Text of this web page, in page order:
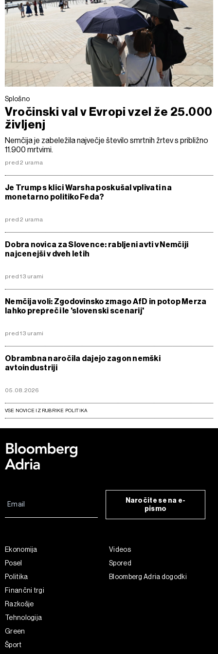
Splošno
Vročinski val v Evropi vzel že 25.000
življenj
Nemčija je zabeležila največje število smrtnih žrtev s približno
11.900 mrtvimi.
pred 2 urama
Je Trump s klici Warsha poskušal vplivati na
monetarno politiko Feda?
pred 2 urama
Dobra novica za Slovence: rabljeni avti v Nemčiji
najcenejši v dveh letih
pred 13 urami
Nemčija voli: Zgodovinsko zmago AfD in potop Merza
lahko prepreči le 'slovenski scenarij'
pred 13 urami
Obrambna naročila dajejo zagon nemški
avtoindustriji
05.08.2026
VSE NOVICE IZ RUBRIKE POLITIKA
Naročite se na e-
pismo
Ekonomija
Posel
Politika
Finančni trgi
Razkošje
Tehnologija
Green
Šport
Videos
Spored
Bloomberg Adria dogodki